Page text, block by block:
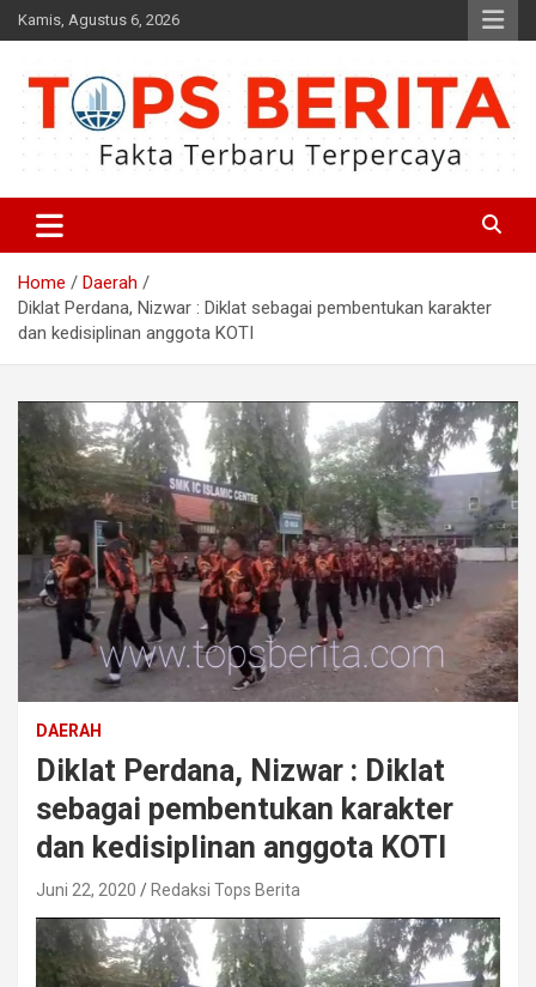
Skip
to
Kamis, Agustus 6, 2026
Tops Berita
Home
Daerah
Diklat Perdana, Nizwar : Diklat sebagai pembentukan karakter
dan kedisiplinan anggota KOTI
DAERAH
Diklat Perdana, Nizwar : Diklat
sebagai pembentukan karakter
dan kedisiplinan anggota KOTI
Juni 22, 2020 Redaksi Tops Berita